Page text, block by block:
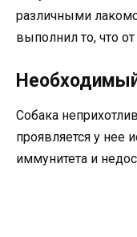
различными
выполнил то, что
Собака
проявляется у нее
иммунитета и